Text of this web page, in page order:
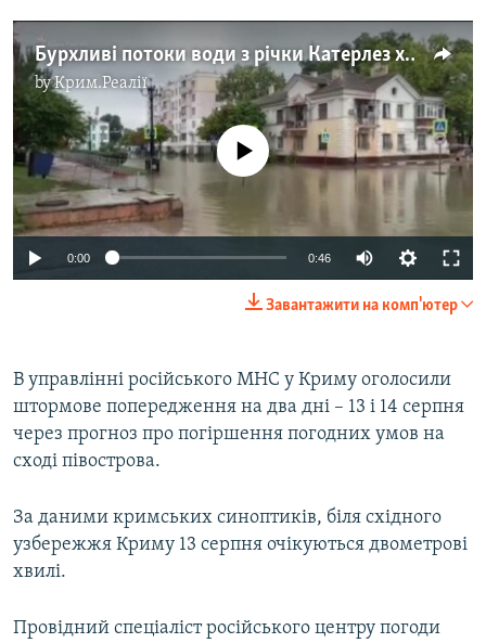
Бурхливі потоки води з річки Катерлез хлинули в бік Керчі (відео)
byКрим.Реалії
720p 1080p
No media source currently available
0:00 0:46
720p
1080p
Завантажити на комп'ютер
В управлінні російського МНС у Криму оголосили
штормове попередження на два дні – 13 і 14 серпня
через прогноз про погіршення погодних умов на
сході півострова.
За даними кримських синоптиків, біля східного
узбережжя Криму 13 серпня очікуються двометрові
хвилі.
Провідний спеціаліст російського центру погоди